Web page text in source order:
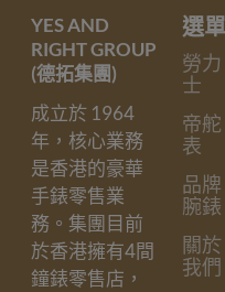
選單
勞力
士
帝舵
表
品牌
腕錶
關於
我們
YES AND
RIGHT GROUP
(德拓集團)
成立於 1964
年，核心業務
是香港的豪華
手錶零售業
務。集團目前
於香港擁有4間
鐘錶零售店，